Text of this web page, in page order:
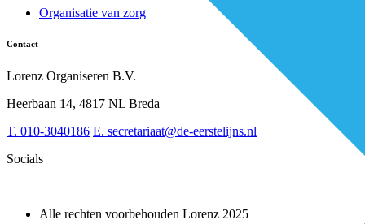
Whitepapers
Over BiancAI
Organisatie van zorg
Digitalisering
Leiderschap & samenwerking
Sociaal domein
Contact
Lorenz Organiseren B.V.
Heerbaan 14, 4817 NL Breda
T. 010-3040186 E. secretariaat@de-eerstelijns.nl
Socials
Alle rechten voorbehouden Lorenz 2025